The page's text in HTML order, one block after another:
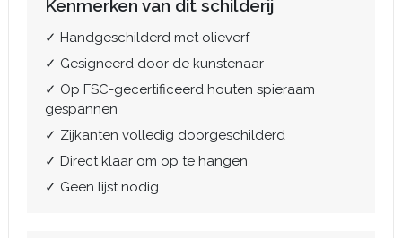
Kenmerken van dit schilderij
✓ Handgeschilderd met olieverf
✓ Gesigneerd door de kunstenaar
✓ Op FSC-gecertificeerd houten spieraam
gespannen
✓ Zijkanten volledig doorgeschilderd
✓ Direct klaar om op te hangen
✓ Geen lijst nodig